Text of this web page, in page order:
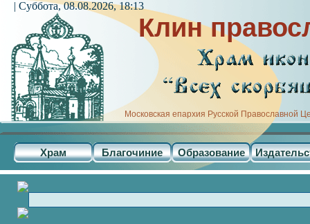
Клин
Московская епархия Русской Православной
Храм Благочиние Образование
| Суббота, 08.08.2026, 18:13